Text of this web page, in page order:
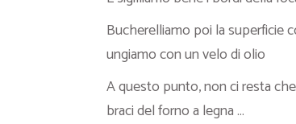
Bucherelliamo poi la superficie
ungiamo con un velo di olio
A questo punto, non ci resta
braci del forno a legna …